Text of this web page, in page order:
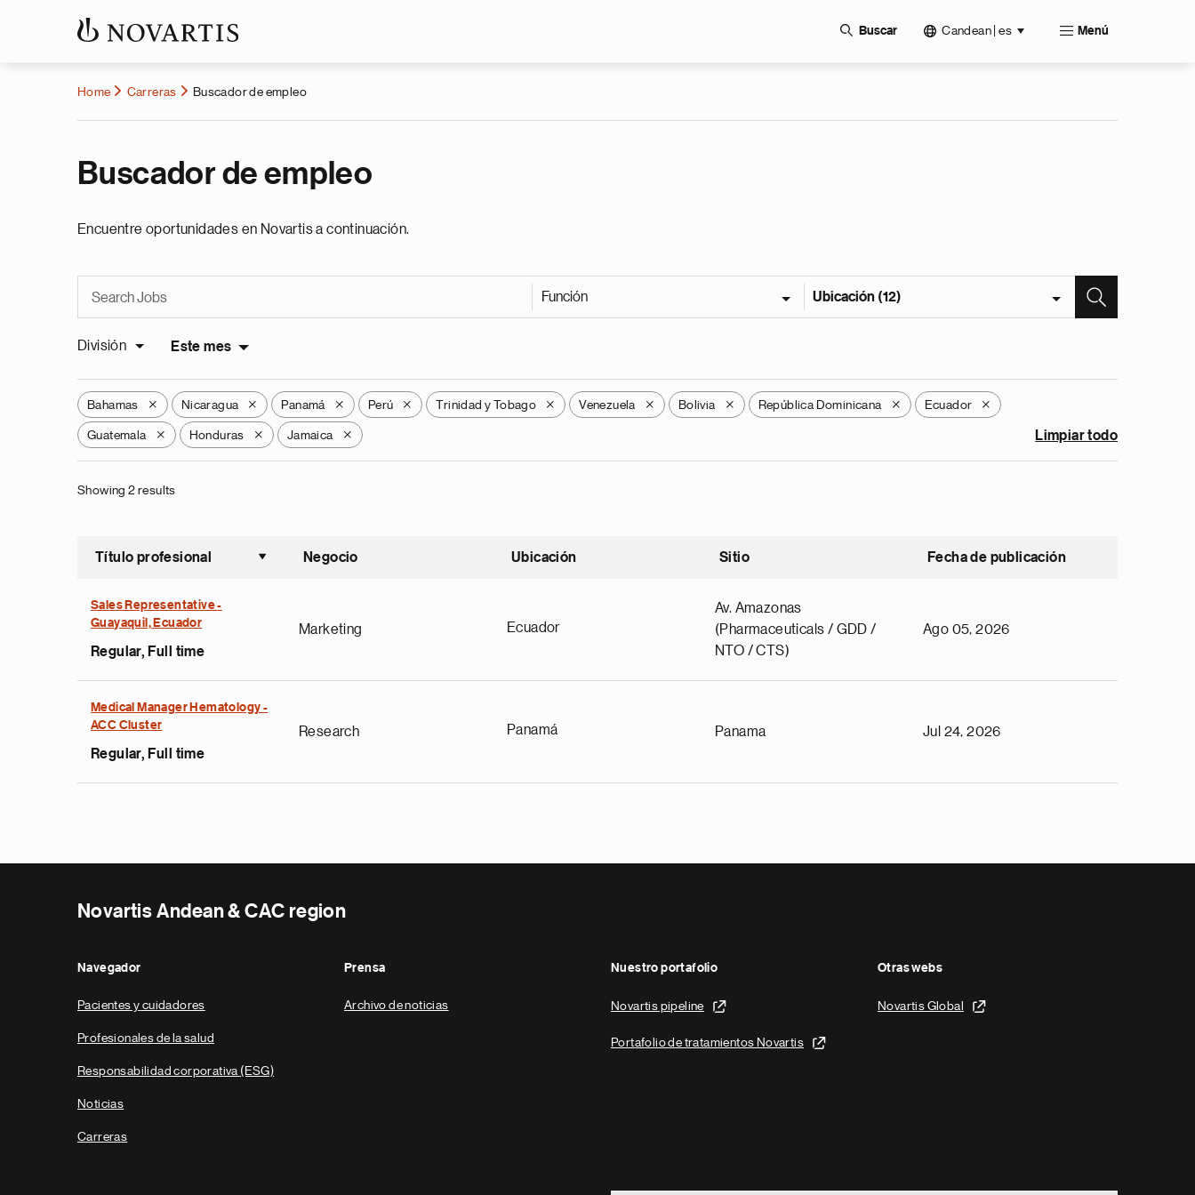
Buscar Candean | es Menú
Home Carreras Buscador de empleo
Buscador de empleo
Encuentre oportunidades en Novartis a continuación.
Función Ubicación (12)
División Este mes
Bahamas X Nicaragua X Panamá X Perú X Trinidad y Tobago X Venezuela X Bolivia X República Dominicana X Ecuador X
Guatemala X Honduras X Jamaica X Limpiar todo
Showing 2 results
Título profesional
Ordenar ascendente
Negocio Ubicación Sitio Fecha de publicación
Sales Representative -
Guayaquil, Ecuador
Regular, Full time
Marketing Ecuador
Av. Amazonas
(Pharmaceuticals / GDD /
NTO / CTS)
Ago 05, 2026
Medical Manager Hematology -
ACC Cluster
Regular, Full time
Research Panamá Panama Jul 24, 2026
Novartis Andean & CAC region
Navegador
Pacientes y cuidadores
Profesionales de la salud
Responsabilidad corporativa (ESG)
Noticias
Carreras
Prensa
Archivo de noticias
Nuestro portafolio
Novartis pipeline
Portafolio de tratamientos Novartis
Otras webs
Novartis Global